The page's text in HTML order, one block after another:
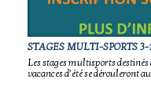
STAGES MULTI-SPORTS
Les stages multisports destinés
vacances d’été se dérouleront